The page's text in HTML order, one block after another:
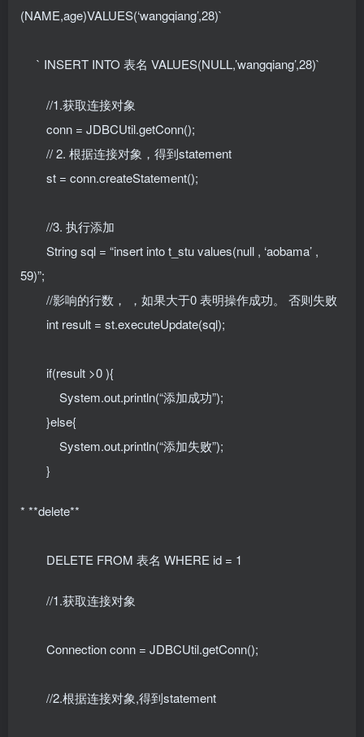
(NAME,age)VALUES(‘wangqiang’,28)`
` INSERT INTO 表名 VALUES(NULL,’wangqiang’,28)`
//1.获取连接对象
conn = JDBCUtil.getConn();
// 2. 根据连接对象，得到statement
st = conn.createStatement();
//3. 执行添加
String sql = “insert into t_stu values(null , ‘aobama’ ,
59)”;
//影响的行数， ，如果大于0 表明操作成功。 否则失败
int result = st.executeUpdate(sql);
if(result >0 ){
System.out.println(“添加成功”);
}else{
System.out.println(“添加失败”);
}
* **delete**
DELETE FROM 表名 WHERE id = 1
//1.获取连接对象
Connection conn = JDBCUtil.getConn();
//2.根据连接对象,得到statement